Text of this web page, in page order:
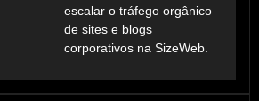
escalar o tráfego orgânico
de sites e blogs
corporativos na SizeWeb.